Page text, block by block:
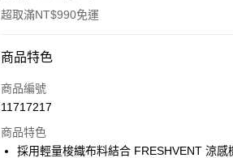
超取滿NT$990免運
付款方式
信用卡一次付款
LINE Pay
商品特色
商品編號
11717217
商品特色
採用輕量梭織布料結合 FRESHVENT 涼感